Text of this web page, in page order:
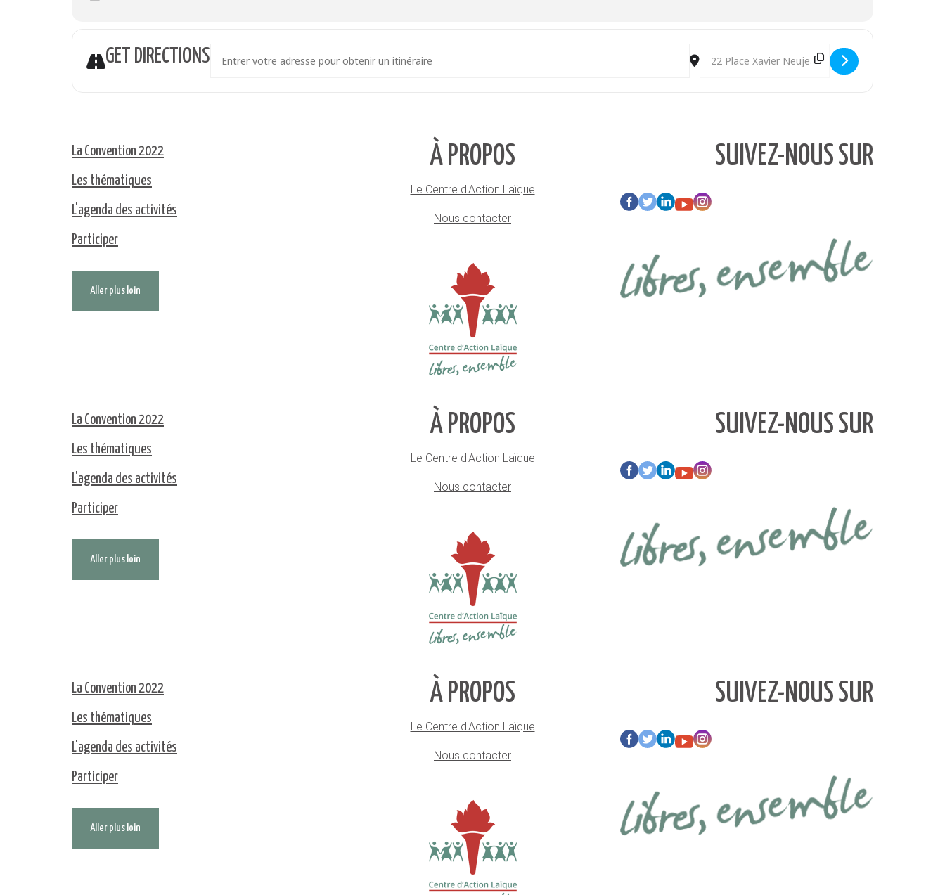
GET DIRECTIONS Destination Address - Les droits humains, un levier
La Convention 2022
Les thématiques
L'agenda des activités
Participer
Aller plus loin
À PROPOS
Le Centre d'Action Laïque
Nous contacter
SUIVEZ-NOUS SUR
La Convention 2022
Les thématiques
L'agenda des activités
Participer
Aller plus loin
À PROPOS
Le Centre d'Action Laïque
Nous contacter
SUIVEZ-NOUS SUR
La Convention 2022
Les thématiques
L'agenda des activités
Participer
Aller plus loin
À PROPOS
Le Centre d'Action Laïque
Nous contacter
SUIVEZ-NOUS SUR